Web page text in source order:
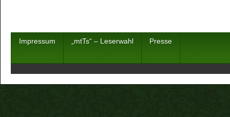
Impressum „mtTs“ – Leserwahl Presse